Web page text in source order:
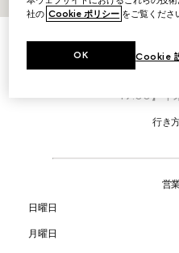
このショ
RAYARD MIYASHITA
19:00】年
行き
営
日曜日
月曜日
社の Cookie ポリシー をご覧くださ
Cookie
OK